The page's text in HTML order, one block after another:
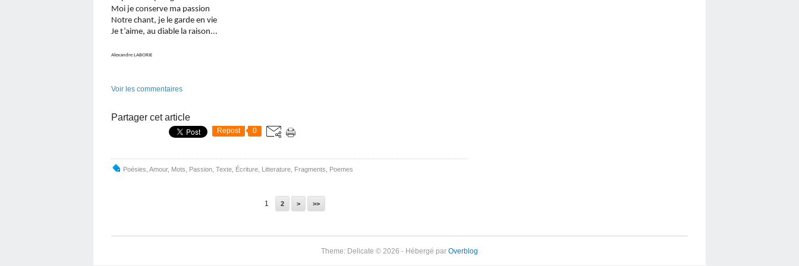
Moi je conserve ma passion
Notre chant, je le garde en vie
Je t’aime, au diable la raison...
Alexandre LABORIE
Voir les commentaires
Partager cet article
Repost 0
Poésies Amour, Mots Passion Texte Écriture Litterature Fragments Poemes
1 2 > >>
Theme: Delicate © 2026 - Hébergé par Overblog